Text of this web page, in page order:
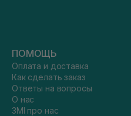
ПОМОЩЬ
Оплата и доставка
Как сделать заказ
Ответы на вопросы
О нас
ЗМІ про нас